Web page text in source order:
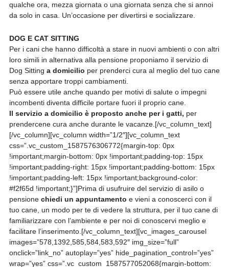
qualche ora, mezza giornata o una giornata senza che si annoi
da solo in casa. Un’occasione per divertirsi e socializzare.
DOG E CAT SITTING
Per i cani che hanno difficoltà a stare in nuovi ambienti o con altri
loro simili in alternativa alla pensione proponiamo il servizio di
Dog Sitting a domicilio per prenderci cura al meglio del tuo cane
senza apportare troppi cambiamenti.
Può essere utile anche quando per motivi di salute o impegni
incombenti diventa difficile portare fuori il proprio cane.
Il servizio a domicilio è proposto anche per i gatti, per
prendercene cura anche durante le vacanze.[/vc_column_text]
[/vc_column][vc_column width=”1/2″][vc_column_text
css=”.vc_custom_1587576306772{margin-top: 0px
!important;margin-bottom: 0px !important;padding-top: 15px
!important;padding-right: 15px !important;padding-bottom: 15px
!important;padding-left: 15px !important;background-color:
#f2f65d !important;}”]Prima di usufruire del servizio di asilo o
pensione chiedi un appuntamento e vieni a conoscerci con il
tuo cane, un modo per te di vedere la struttura, per il tuo cane di
familiarizzare con l’ambiente e per noi di conoscervi meglio e
facilitare l’inserimento.[/vc_column_text][vc_images_carousel
images=”578,1392,585,584,583,592″ img_size=”full”
onclick=”link_no” autoplay=”yes” hide_pagination_control=”yes”
wrap=”yes” css=”.vc_custom_1587577052068{margin-bottom: